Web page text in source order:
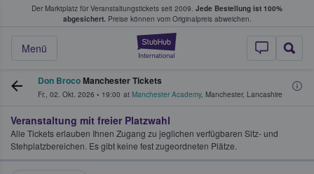
Der Marktplatz für Veranstaltungstickets seit 2009. Jede Bestellung ist 100%
abgesichert. Preise können vom Originalpreis abweichen.
StubHub - Wo
Menü
Tickets kaufen & verkaufen
Don BrocoManchester Tickets
Fr., 02. Okt. 2026 • 19:00 at Manchester Academy, Manchester, Lancashire
Veranstaltung mit freier Platzwahl
Alle Tickets erlauben Ihnen Zugang zu jeglichen verfügbaren Sitz- und
Stehplatzbereichen. Es gibt keine fest zugeordneten Plätze.